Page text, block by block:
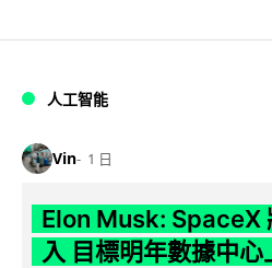
人工智能
Vin 1 日
Elon Musk: SpaceX
入 目標明年數據中